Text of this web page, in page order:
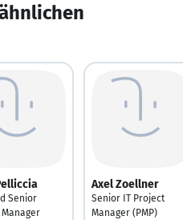
Senior
Axel Zoellner
Senior IT Project
Manager (PMP)